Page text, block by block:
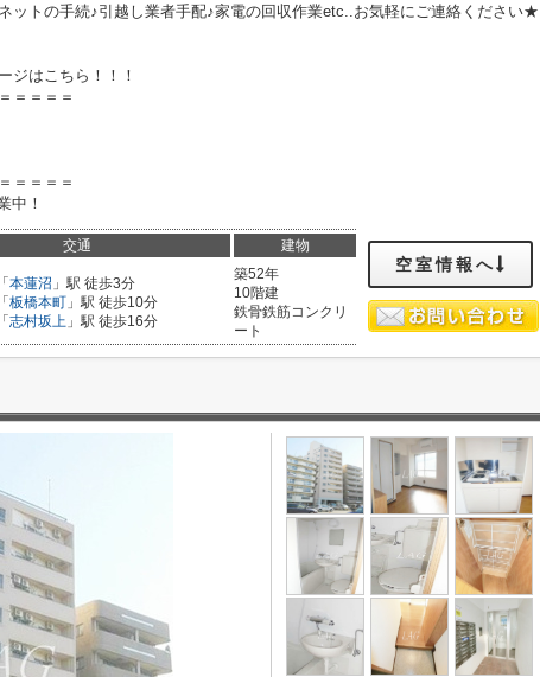
ットの手続♪引越し業者手配♪家電の回収作業etc..お気軽にご連絡ください★
ジはこちら！！！
＝＝＝＝
＝＝＝＝
中！
交通 建物
「 本蓮沼 」駅 徒歩3分
「 板橋本町 」駅 徒歩10分
「 志村坂上 」駅 徒歩16分
築52年
10階建
鉄骨鉄筋コンクリ
ート
空室情報へ